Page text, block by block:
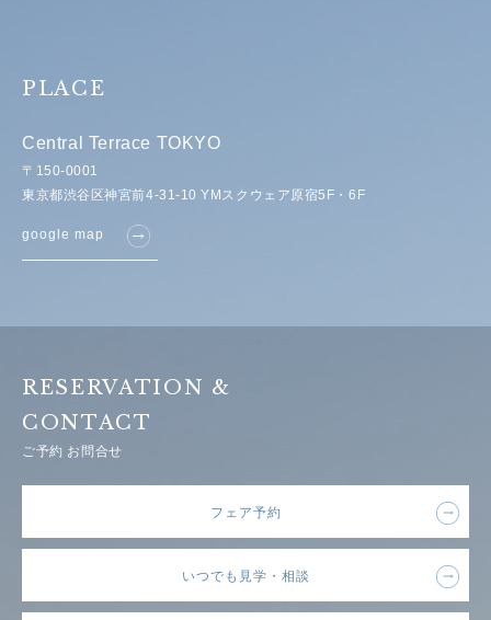
PLACE
Central Terrace TOKYO
〒150-0001
東京都渋谷区神宮前4-31-10 YMスクウェア原宿5F・6F
google map
RESERVATION &
CONTACT
ご予約 お問合せ
フェア予約
いつでも見学・相談